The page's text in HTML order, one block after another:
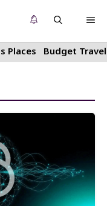
Places Budget Travel